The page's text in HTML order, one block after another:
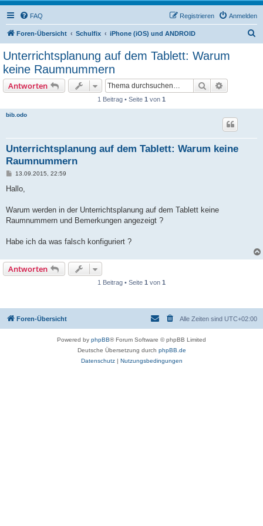
FAQ Anmelden
Registrieren
Foren-Übersicht Schulfix iPhone (iOS) und ANDROID
Unterrichtsplanung auf dem Tablett: Warum
keine Raumnummern
Antworten Suche
1 Beitrag • Seite 1 von 1
bib.odo
Unterrichtsplanung auf dem Tablett: Warum keine
Raumnummern
B
i
a
13.09.2015, 22:59
Hallo,
Warum werden in der Unterrichtsplanung auf dem Tablett keine
Raumnummern und Bemerkungen angezeigt ?
Habe ich da was falsch konfiguriert ?
Antworten
1 Beitrag • Seite 1 von 1
Foren-Übersicht Alle Zeiten sind UTC+02:00
Powered by phpBB® Forum Software © phpBB Limited
Deutsche Übersetzung durch phpBB.de
Datenschutz| Nutzungsbedingungen